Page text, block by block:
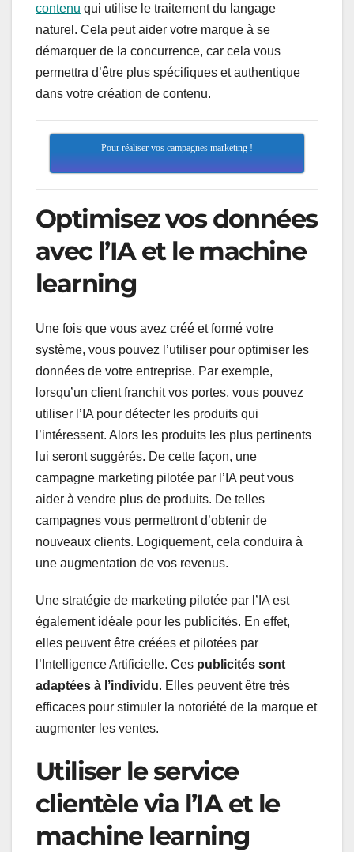
contenu qui utilise le traitement du langage
naturel. Cela peut aider votre marque à se
démarquer de la concurrence, car cela vous
permettra d’être plus spécifiques et authentique
dans votre création de contenu.
Pour réaliser vos campagnes marketing !
Optimisez vos données
avec l’IA et le machine
learning
Une fois que vous avez créé et formé votre
système, vous pouvez l’utiliser pour optimiser les
données de votre entreprise. Par exemple,
lorsqu’un client franchit vos portes, vous pouvez
utiliser l’IA pour détecter les produits qui
l’intéressent. Alors les produits les plus pertinents
lui seront suggérés. De cette façon, une
campagne marketing pilotée par l’IA peut vous
aider à vendre plus de produits. De telles
campagnes vous permettront d’obtenir de
nouveaux clients. Logiquement, cela conduira à
une augmentation de vos revenus.
Une stratégie de marketing pilotée par l’IA est
également idéale pour les publicités. En effet,
elles peuvent être créées et pilotées par
l’Intelligence Artificielle. Ces publicités sont
adaptées à l’individu. Elles peuvent être très
efficaces pour stimuler la notoriété de la marque et
augmenter les ventes.
Utiliser le service
clientèle via l’IA et le
machine learning